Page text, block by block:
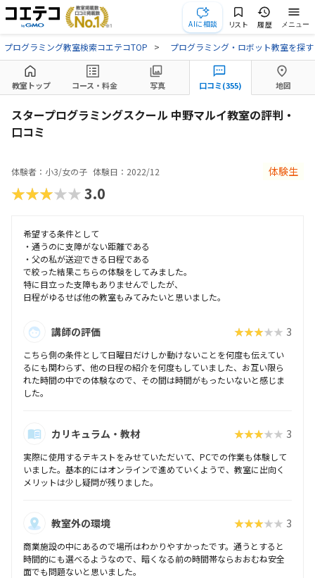
AIに相談 リスト 履歴 メニュー
プログラミング教室検索コエテコTOP プログラミング・ロボット教室を探す
教室トップ コース・料金 写真 口コミ(355) 地図
スタープログラミングスクール 中野マルイ教室の評判・
口コミ
体験者：小3/女の子 体験日：2022/12 体験生
★★★★★3.0
希望する条件として
・通うのに支障がない距離である
・父の私が送迎できる日程である
で絞った結果こちらの体験をしてみました。
特に目立った支障もありませんでしたが、
日程がゆるせば他の教室もみてみたいと思いました。
講師の評価 ★★★★★ 3
こちら側の条件として日曜日だけしか動けないことを何度も伝えてい
るにも関わらず、他の日程の紹介を何度もしていました、お互い限ら
れた時間の中での体験なので、その間は時間がもったいないと感じま
した。
カリキュラム・教材 ★★★★★ 3
実際に使用するテキストをみせていただいて、PCでの作業も体験して
いました。基本的にはオンラインで進めていくようで、教室に出向く
メリットは少し疑問が残りました。
教室外の環境 ★★★★★ 3
商業施設の中にあるので場所はわかりやすかったです。通うとすると
時間的にも選べるようなので、暗くなる前の時間帯ならおおむね安全
面でも問題ないと思いました。